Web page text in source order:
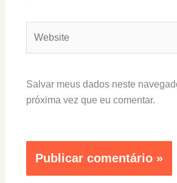
Salvar meus dados neste
próxima vez que eu comentar.